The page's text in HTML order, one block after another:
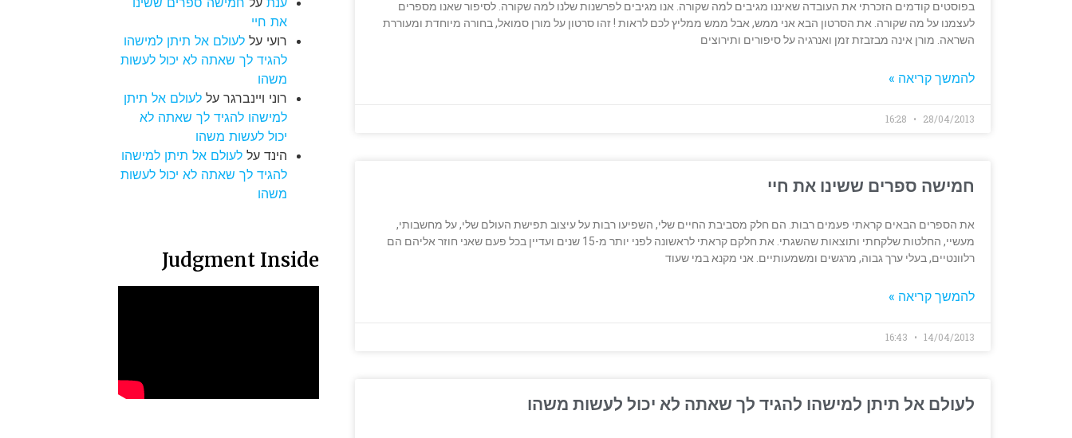
בפוסטים קודמים הזכרתי את העובדה שאיננו מגיבים למה שקורה. אנו מגיבים לפרשנות שלנו למה שקורה. לסיפור שאנו מספרים
לעצמנו על מה שקורה. את הסרטון הבא אני ממש, אבל ממש ממליץ לכם לראות ! זהו סרטון על מורן סמואל, בחורה מיוחדת ומעוררת
השראה. מורן אינה מבזבזת זמן ואנרגיה על סיפורים ותירוצים
להמשך קריאה »
28/04/2013
חמישה ספרים ששינו את חיי
את הספרים הבאים קראתי פעמים רבות. הם חלק מסביבת החיים שלי, השפיעו רבות על עיצוב תפישת העולם שלי, על מחשבותי,
מעשיי, החלטות שלקחתי ותוצאות שהשגתי. את חלקם קראתי לראשונה לפני יותר מ-15 שנים ועדיין בכל פעם שאני חוזר אליהם הם
רלוונטיים, בעלי ערך גבוה, מרגשים ומשמעותיים. אני מקנא במי שעוד
להמשך קריאה »
14/04/2013
לעולם אל תיתן למישהו להגיד לך שאתה לא יכול לעשות משהו
את חיי
רועי עללעולם אל תיתן למישהו
להגיד לך שאתה לא יכול לעשות
משהו
רוני ויינברגר עללעולם אל תיתן
למישהו להגיד לך שאתה לא
יכול לעשות משהו
הינד עללעולם אל תיתן למישהו
להגיד לך שאתה לא יכול לעשות
משהו
Judgment Inside